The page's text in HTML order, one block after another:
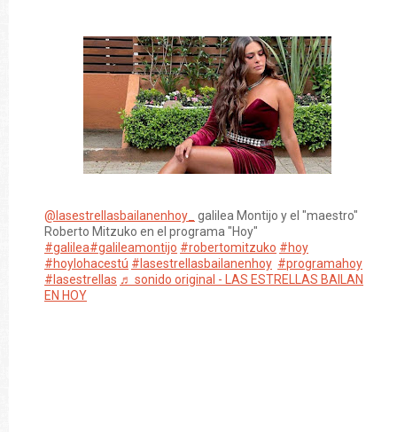
@lasestrellasbailanenhoy_
galilea Montijo y el "maestro"
Roberto Mitzuko en el programa "Hoy"
#galilea#galileamontijo #robertomitzuko #hoy
#hoylohacestú #lasestrellasbailanenhoy #programahoy
#lasestrellas ♬ sonido original - LAS ESTRELLAS BAILAN
EN HOY